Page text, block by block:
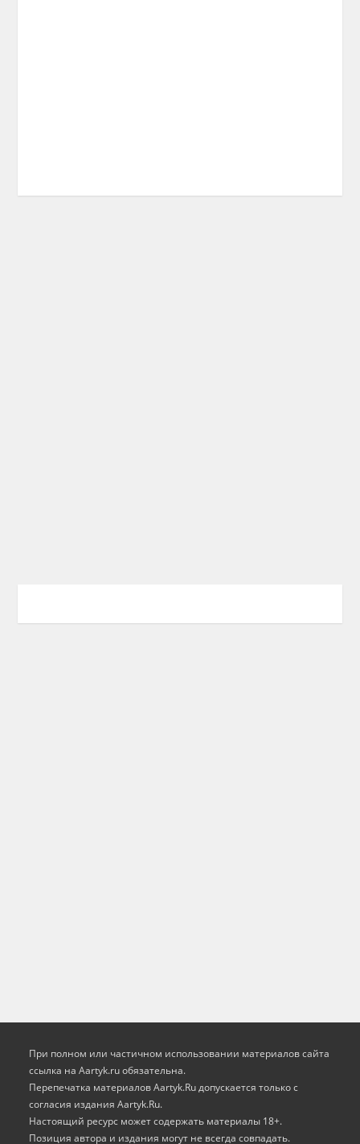
При полном или частичном использовании материалов сайта
ссылка на Aartyk.ru oбязательна.
Перепечатка материалов Aartyk.Ru допускается только с
согласия издания Aartyk.Ru.
Настоящий ресурс может содержать материалы 18+.
Позиция автора и издания могут не всегда совпадать.